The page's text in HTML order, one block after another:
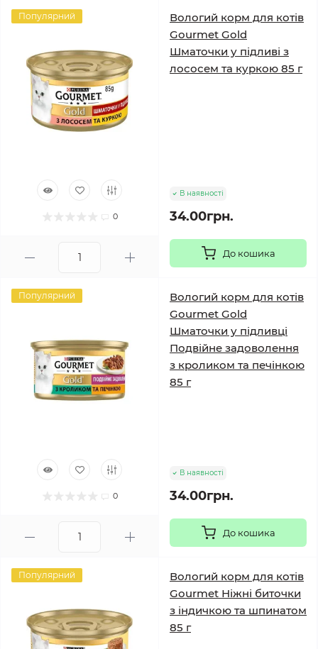
Популярний
0
Вологий корм для котів
Gourmet Gold
Шматочки у підливі з
лососем та куркою 85 г
В наявності
34.00грн.
До кошика
Популярний
0
Вологий корм для котів
Gourmet Gold
Шматочки у підливці
Подвійне задоволення
з кроликом та печінкою
85 г
В наявності
34.00грн.
До кошика
Популярний
Вологий корм для котів
Gourmet Ніжні биточки
з індичкою та шпинатом
85 г